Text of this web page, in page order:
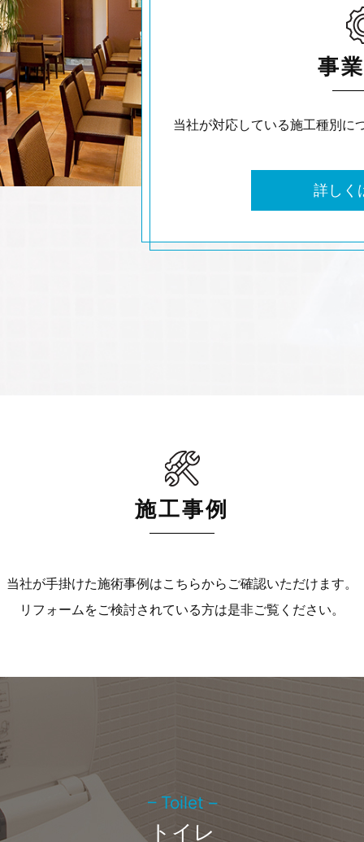
事
当社が対応している施工種別に
詳しく
施工事例
当社が手掛けた施術事例はこちらからご確認いただけます。
リフォームをご検討されている方は是非ご覧ください。
– Toilet –
トイレ